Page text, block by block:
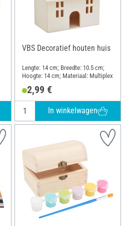
VBS Decoratief houten huis
Lengte: 14 cm; Breedte: 10.5 cm;
Hoogte: 14 cm; Materiaal: Multiplex
2,99 €
In winkelwagen